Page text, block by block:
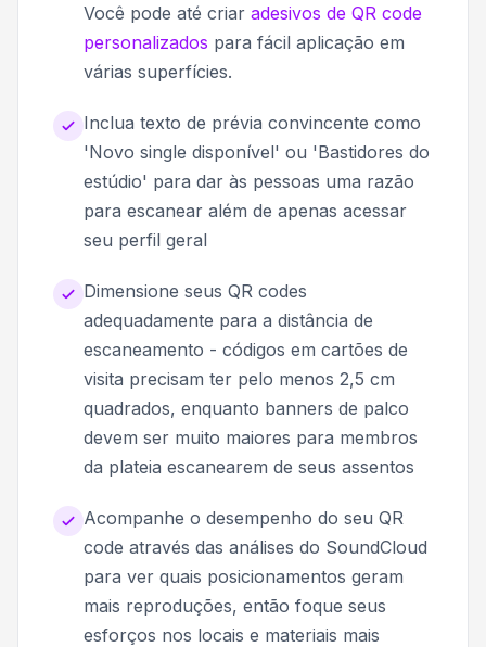
Você pode até criar adesivos de QR code
personalizados para fácil aplicação em
várias superfícies.
Inclua texto de prévia convincente como
'Novo single disponível' ou 'Bastidores do
estúdio' para dar às pessoas uma razão
para escanear além de apenas acessar
seu perfil geral
Dimensione seus QR codes
adequadamente para a distância de
escaneamento - códigos em cartões de
visita precisam ter pelo menos 2,5 cm
quadrados, enquanto banners de palco
devem ser muito maiores para membros
da plateia escanearem de seus assentos
Acompanhe o desempenho do seu QR
code através das análises do SoundCloud
para ver quais posicionamentos geram
mais reproduções, então foque seus
esforços nos locais e materiais mais